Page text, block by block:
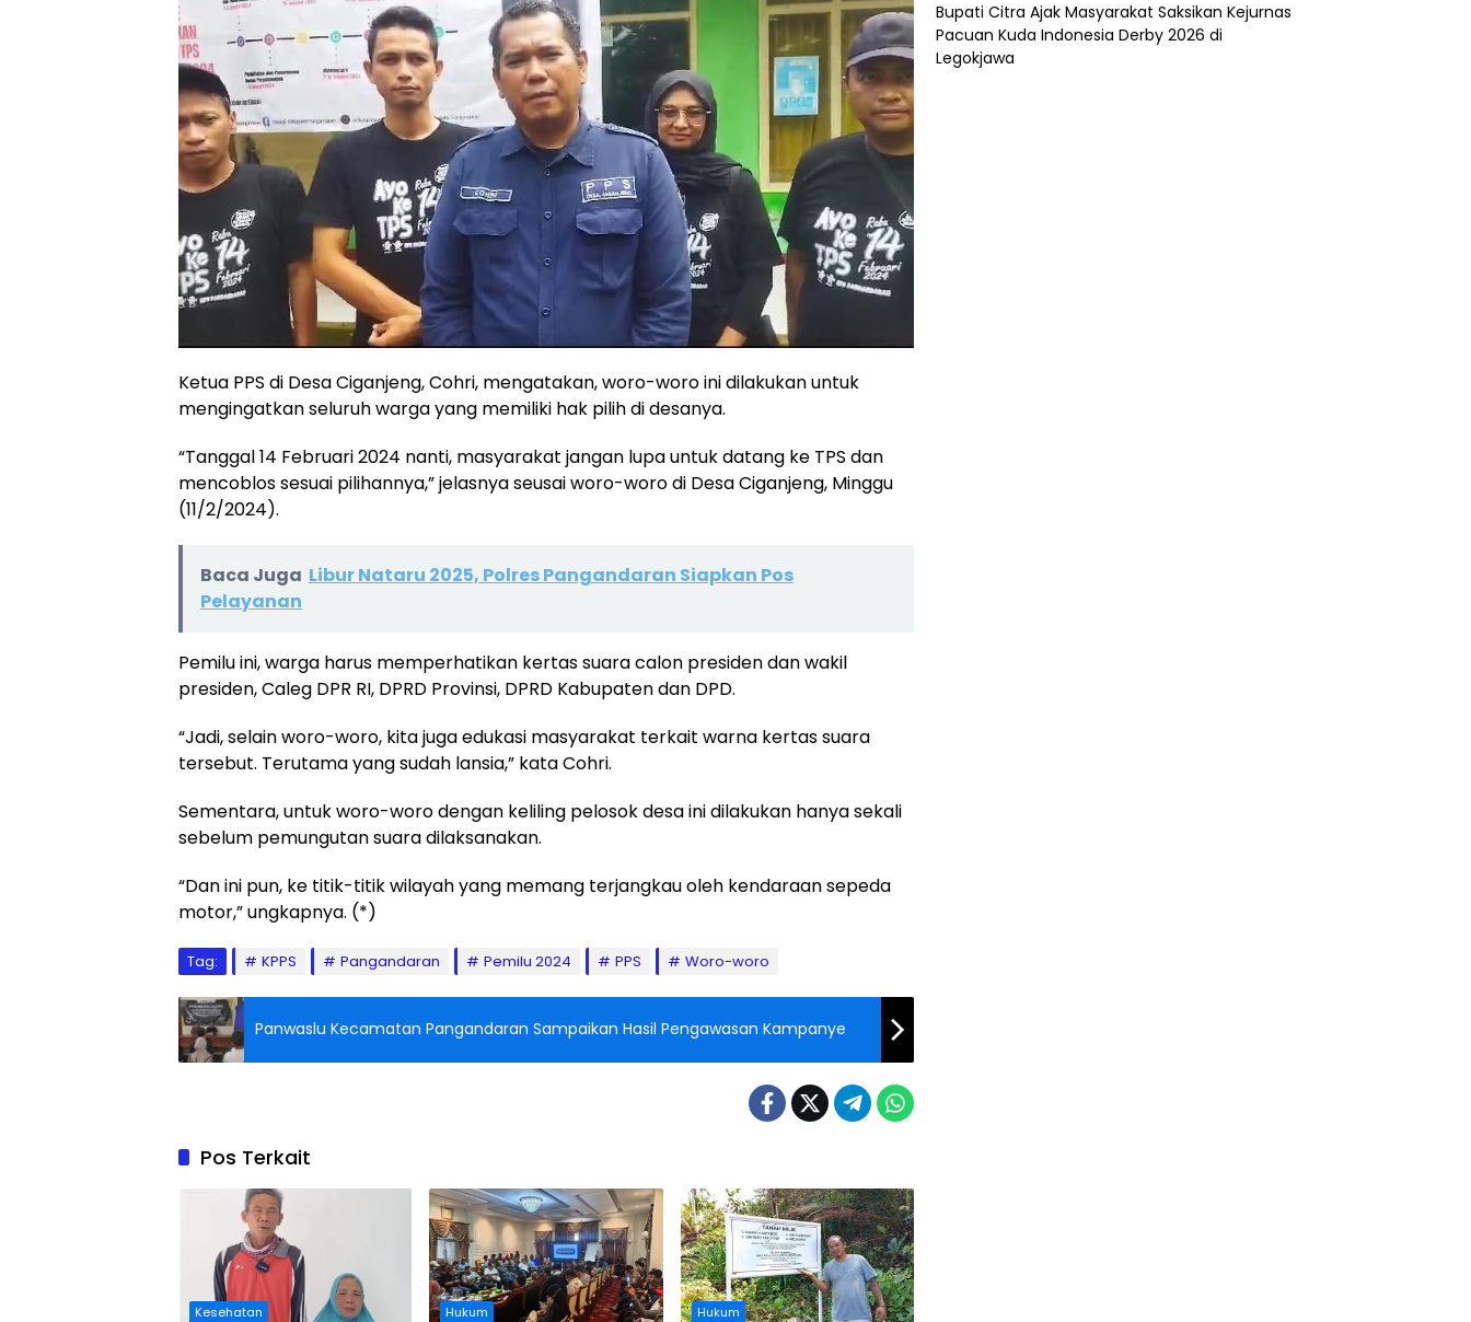
Ketua PPS di Desa Ciganjeng, Cohri, mengatakan, woro-woro ini dilakukan untuk
mengingatkan seluruh warga yang memiliki hak pilih di desanya.
“Tanggal 14 Februari 2024 nanti, masyarakat jangan lupa untuk datang ke TPS dan
mencoblos sesuai pilihannya,” jelasnya seusai woro-woro di Desa Ciganjeng, Minggu
(11/2/2024).
Baca Juga Libur Nataru 2025, Polres Pangandaran Siapkan Pos
Pelayanan
Pemilu ini, warga harus memperhatikan kertas suara calon presiden dan wakil
presiden, Caleg DPR RI, DPRD Provinsi, DPRD Kabupaten dan DPD.
“Jadi, selain woro-woro, kita juga edukasi masyarakat terkait warna kertas suara
tersebut. Terutama yang sudah lansia,” kata Cohri.
Sementara, untuk woro-woro dengan keliling pelosok desa ini dilakukan hanya sekali
sebelum pemungutan suara dilaksanakan.
“Dan ini pun, ke titik-titik wilayah yang memang terjangkau oleh kendaraan sepeda
motor,” ungkapnya. (*)
Tag: KPPS Pangandaran Pemilu 2024 PPS Woro-woro
Panwaslu Kecamatan Pangandaran Sampaikan Hasil Pengawasan Kampanye
Pos Terkait
Kesehatan Hukum Hukum
Bupati Citra Ajak Masyarakat Saksikan Kejurnas
Pacuan Kuda Indonesia Derby 2026 di
Legokjawa